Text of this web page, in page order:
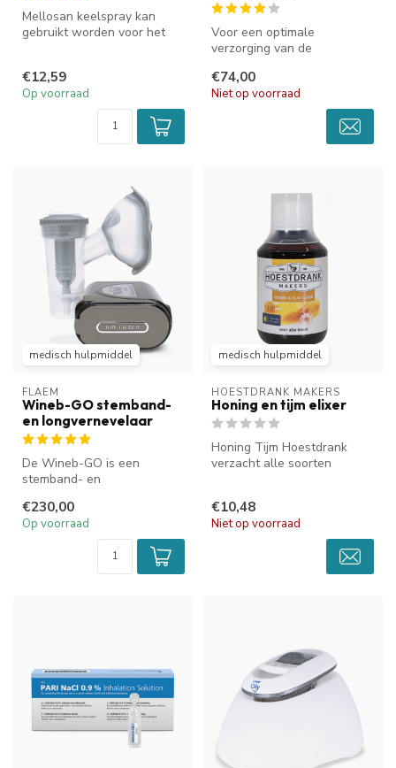
Mellosan keelspray kan
gebruikt worden voor het
€12,59
Op voorraad
Voor een optimale
verzorging van de
professionals de stemb...
€74,00
Niet op voorraad
medisch hulpmiddel
FLAEM
Wineb-GO stemband-
en longvernevelaar
De Wineb-GO is een
stemband- en
voor onderhoud en herst...
€230,00
Op voorraad
medisch hulpmiddel
HOESTDRANK MAKERS
Honing en tijm elixer
Honing Tijm Hoestdrank
verzacht alle soorten
€10,48
Niet op voorraad